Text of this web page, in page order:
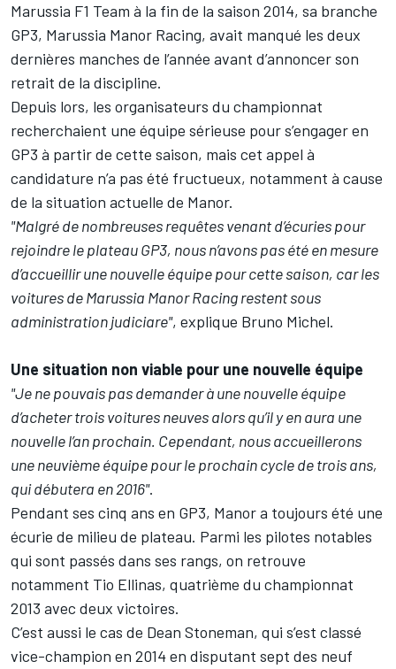
Marussia F1 Team à la fin de la saison 2014, sa branche
GP3, Marussia Manor Racing, avait manqué les deux
dernières manches de l’année avant d’annoncer son
retrait de la discipline.
Depuis lors, les organisateurs du championnat
recherchaient une équipe sérieuse pour s’engager en
GP3 à partir de cette saison, mais cet appel à
candidature n’a pas été fructueux, notamment à cause
de la situation actuelle de Manor.
"Malgré de nombreuses requêtes venant d’écuries pour
rejoindre le plateau GP3, nous n’avons pas été en mesure
d’accueillir une nouvelle équipe pour cette saison, car les
voitures de Marussia Manor Racing restent sous
administration judiciare", explique Bruno Michel.
Une situation non viable pour une nouvelle équipe
"Je ne pouvais pas demander à une nouvelle équipe
d’acheter trois voitures neuves alors qu’il y en aura une
nouvelle l’an prochain. Cependant, nous accueillerons
une neuvième équipe pour le prochain cycle de trois ans,
qui débutera en 2016".
Pendant ses cinq ans en GP3, Manor a toujours été une
écurie de milieu de plateau. Parmi les pilotes notables
qui sont passés dans ses rangs, on retrouve
notamment Tio Ellinas, quatrième du championnat
2013 avec deux victoires.
C’est aussi le cas de Dean Stoneman, qui s’est classé
vice-champion en 2014 en disputant sept des neuf